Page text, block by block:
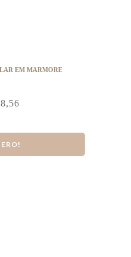
EM MARMORE